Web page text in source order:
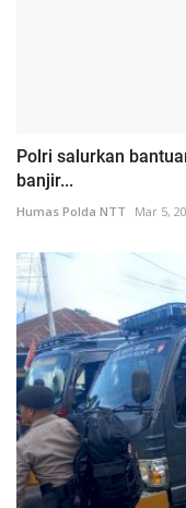
Polri salurkan
banjir...
Humas Polda NTT Mar 5,